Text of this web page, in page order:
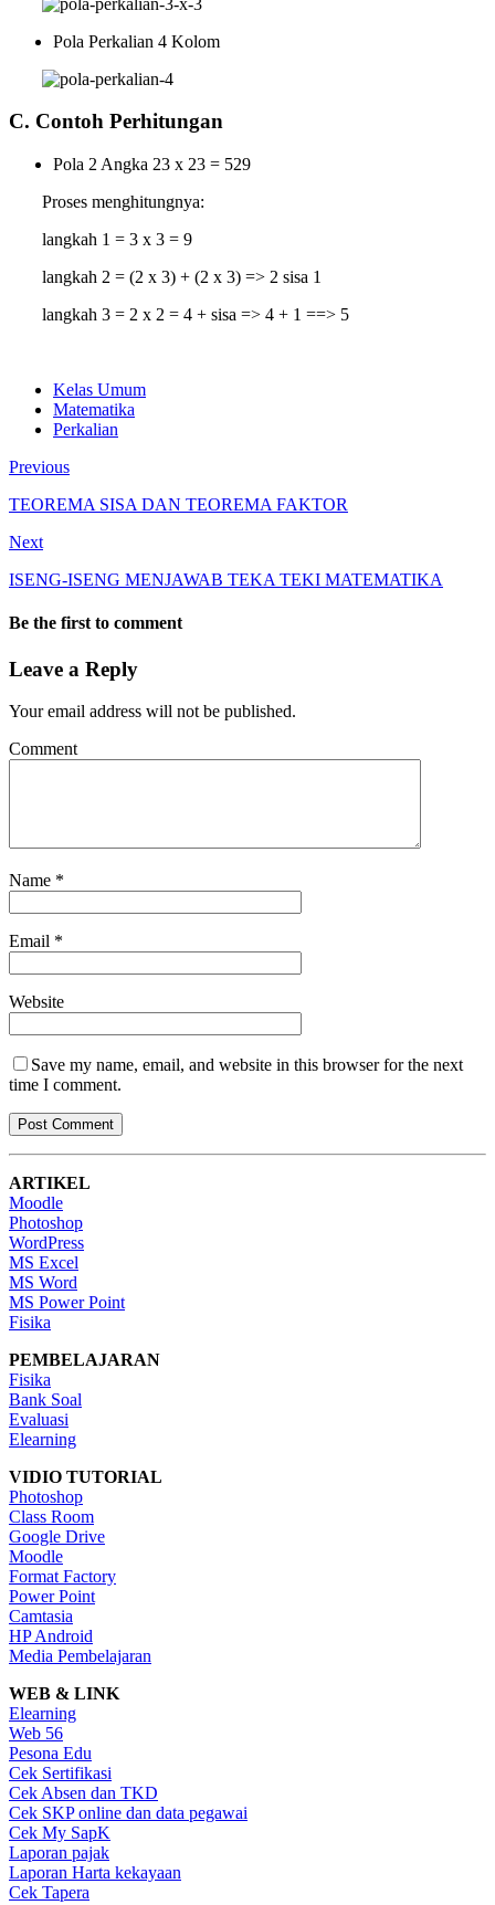
Pola Perkalian 4 Kolom
C. Contoh Perhitungan
Pola 2 Angka 23 x 23 = 529
Proses menghitungnya:
langkah 1 = 3 x 3 = 9
langkah 2 = (2 x 3) + (2 x 3) => 2 sisa 1
langkah 3 = 2 x 2 = 4 + sisa => 4 + 1 ==> 5
Kelas Umum
Matematika
Perkalian
Previous
TEOREMA SISA DAN TEOREMA FAKTOR
Next
ISENG-ISENG MENJAWAB TEKA TEKI MATEMATIKA
Be the first to comment
Leave a Reply
Your email address will not be published.
Comment
Name *
Email *
Website
Save my name, email, and website in this browser for the next
time I comment.
ARTIKEL
Moodle
Photoshop
WordPress
MS Excel
MS Word
MS Power Point
Fisika
PEMBELAJARAN
Fisika
Bank Soal
Evaluasi
Elearning
VIDIO TUTORIAL
Photoshop
Class Room
Google Drive
Moodle
Format Factory
Power Point
Camtasia
HP Android
Media Pembelajaran
WEB & LINK
Elearning
Web 56
Pesona Edu
Cek Sertifikasi
Cek Absen dan TKD
Cek SKP online dan data pegawai
Cek My SapK
Laporan pajak
Laporan Harta kekayaan
Cek Tapera